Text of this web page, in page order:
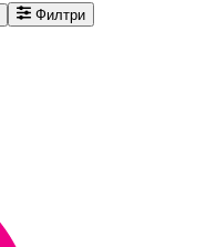
Филтри